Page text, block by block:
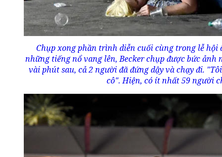
Chụp xong phần trình diễn cuối cùng trong lễ hội
những tiếng nổ vang lên, Becker chụp được bức
vài phút sau, cả 2 người đã đứng dậy và chạy đi.
cô". Hiện, có ít nhất 59 người